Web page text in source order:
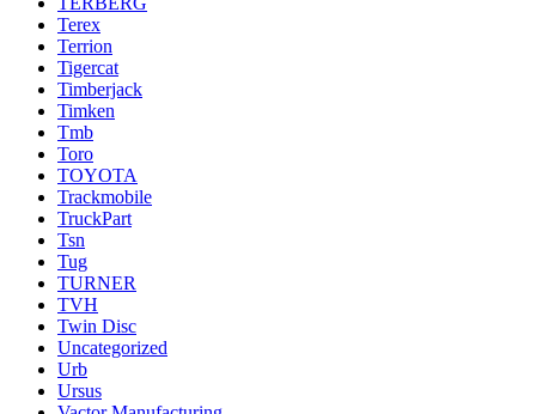
Terex
Terrion
Tigercat
Timberjack
Timken
Tmb
Toro
TOYOTA
Trackmobile
TruckPart
Tsn
Tug
TURNER
TVH
Twin Disc
Uncategorized
Urb
Ursus